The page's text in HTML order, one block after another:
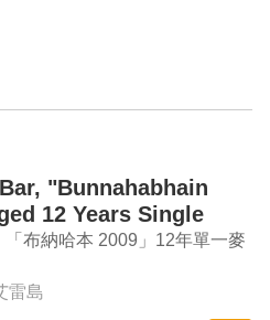
"Bunnahabhain
12 Years Single
Whisky
「布納哈本 2009」12年單一麥
忌
雷島